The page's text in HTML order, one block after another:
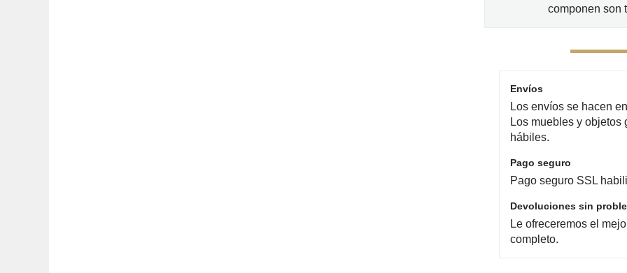
componen son
Envíos
Los envíos se hacen
Los muebles y objetos
hábiles.
Pago seguro
Pago seguro SSL
Devoluciones sin
Le ofreceremos el
completo.